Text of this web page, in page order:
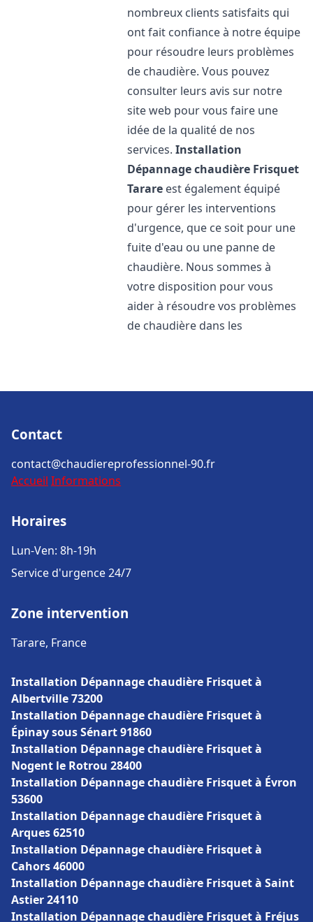
nombreux clients satisfaits qui
ont fait confiance à notre équipe
pour résoudre leurs problèmes
de chaudière. Vous pouvez
consulter leurs avis sur notre
site web pour vous faire une
idée de la qualité de nos
services.Installation
Dépannage chaudière Frisquet
Tarare est également équipé
pour gérer les interventions
d'urgence, que ce soit pour une
fuite d'eau ou une panne de
chaudière. Nous sommes à
votre disposition pour vous
aider à résoudre vos problèmes
de chaudière dans les
Contact
contact@chaudiereprofessionnel-90.fr
Accueil Informations
Horaires
Lun-Ven: 8h-19h
Service d'urgence 24/7
Zone intervention
Tarare, France
Installation Dépannage chaudière Frisquet à
Albertville 73200
Installation Dépannage chaudière Frisquet à
Épinay sous Sénart 91860
Installation Dépannage chaudière Frisquet à
Nogent le Rotrou 28400
Installation Dépannage chaudière Frisquet à Évron
53600
Installation Dépannage chaudière Frisquet à
Arques 62510
Installation Dépannage chaudière Frisquet à
Cahors 46000
Installation Dépannage chaudière Frisquet à Saint
Astier 24110
Installation Dépannage chaudière Frisquet à Fréjus